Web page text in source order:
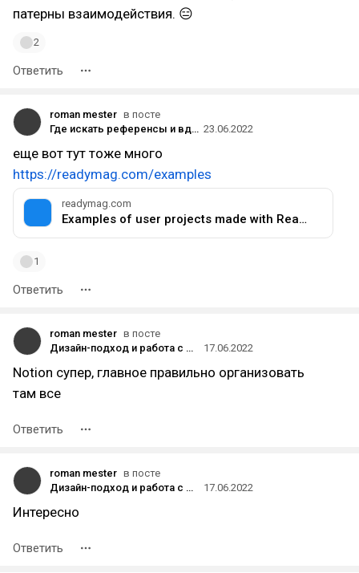
патерны взаимодействия. 😑
2
Ответить
roman mester в посте
Где искать референсы и вдохновение UX/UI-дизайнерам 23.06.2022
еще вот тут тоже много
https://readymag.com/examples
readymag.com
Examples of user projects made with Readymag
1
Ответить
roman mester в посте
Дизайн-подход и работа с референсами
17.06.2022
Notion супер, главное правильно организовать
там все
Ответить
roman mester в посте
Дизайн-подход и работа с референсами
17.06.2022
Интересно
Ответить